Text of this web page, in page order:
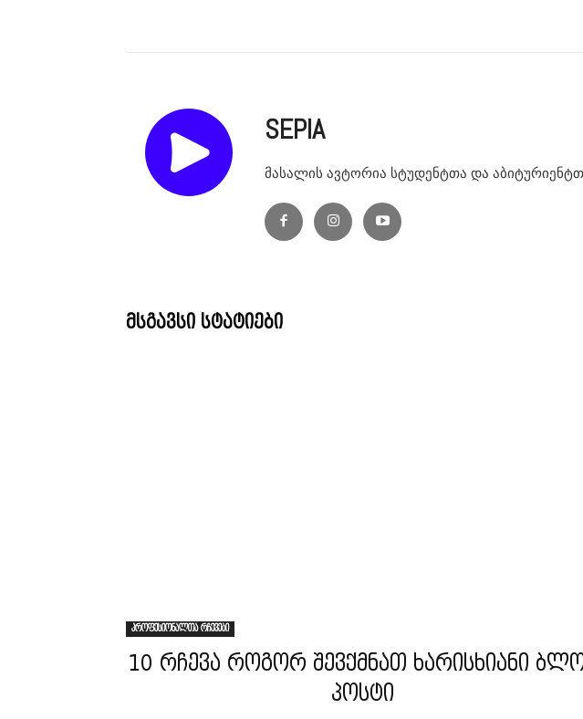
SEPIA
მასალის ავტორია სტუდენტთა და
მსგავსი სტატიები
პროფესიონალთა რჩევები
10 რჩევა როგორ შევქმნათ ხარისხიანი
პოსტი